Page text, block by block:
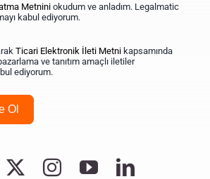
Metniniokudum ve anladım. Legalmatic
kabul ediyorum.
Ticari Elektronik İleti Metnikapsamında
ve tanıtım amaçlı iletiler
ediyorum.
Ol